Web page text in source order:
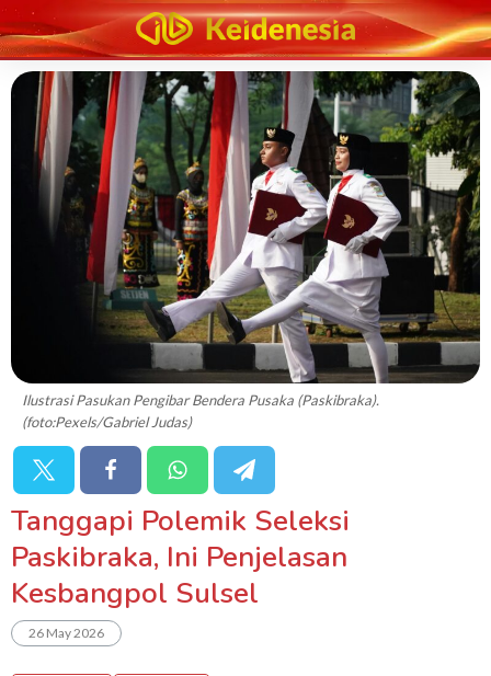
Ilustrasi Pasukan Pengibar Bendera Pusaka (Paskibraka).
(foto:Pexels/Gabriel Judas)
Tanggapi Polemik Seleksi
Paskibraka, Ini Penjelasan
Kesbangpol Sulsel
26 May 2026